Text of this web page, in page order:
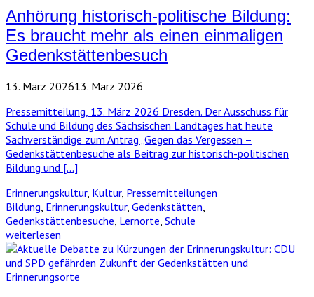
Anhörung historisch-politische Bildung:
Es braucht mehr als einen einmaligen
Gedenkstättenbesuch
13. März 202613. März 2026
Pressemitteilung, 13. März 2026 Dresden. Der Ausschuss für
Schule und Bildung des Sächsischen Landtages hat heute
Sachverständige zum Antrag „Gegen das Vergessen –
Gedenkstättenbesuche als Beitrag zur historisch-politischen
Bildung und […]
Erinnerungskultur, Kultur, Pressemitteilungen
Bildung Erinnerungskultur, Gedenkstätten
Gedenkstättenbesuche Lernorte Schule
weiterlesen